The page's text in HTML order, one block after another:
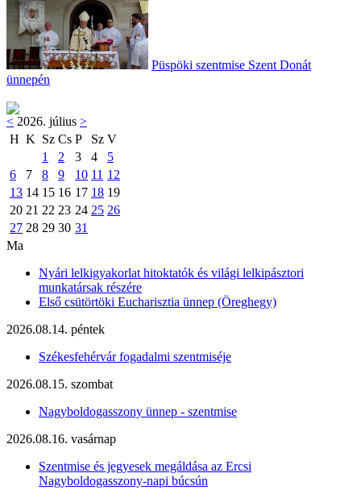
Püspöki szentmise Szent Donát
ünnepén
< 2026. július >
H K Sz Cs P Sz V
1
2 3 4
5
6
7 8 9 10 11 12
13 14 15 16 17 18 19
20 21 22 23 24 25 26
27 28 29 30 31
Ma
Nyári lelkigyakorlat hitoktatók és világi lelkipásztori
munkatársak részére
Első csütörtöki Eucharisztia ünnep (Öreghegy)
2026.08.14. péntek
Székesfehérvár fogadalmi szentmiséje
2026.08.15. szombat
Nagyboldogasszony ünnep - szentmise
2026.08.16. vasárnap
Szentmise és jegyesek megáldása az Ercsi
Nagyboldogasszony-napi búcsún